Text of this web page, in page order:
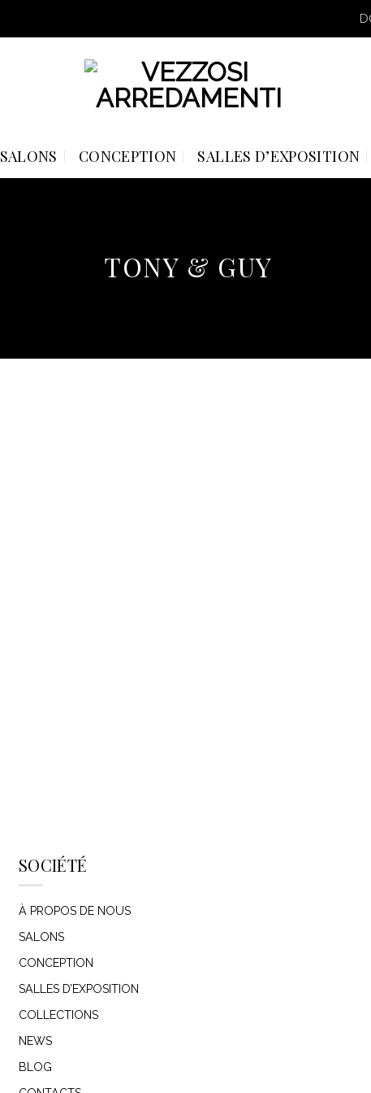
SALONS CONCEPTION SALLES D’EXPOSITION
TONY & GUY
SOCIÉTÉ
À PROPOS DE NOUS
SALONS
CONCEPTION
SALLES D’EXPOSITION
COLLECTIONS
NEWS
BLOG